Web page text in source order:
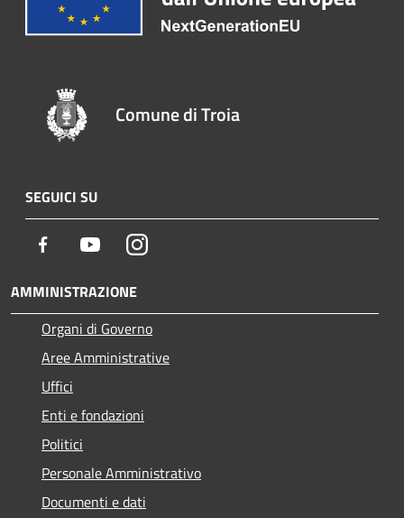
Comune di Troia
SEGUICI SU
Facebook YoutubeInstagram
AMMINISTRAZIONE
Organi di Governo
Aree Amministrative
Uffici
Enti e fondazioni
Politici
Personale Amministrativo
Documenti e dati